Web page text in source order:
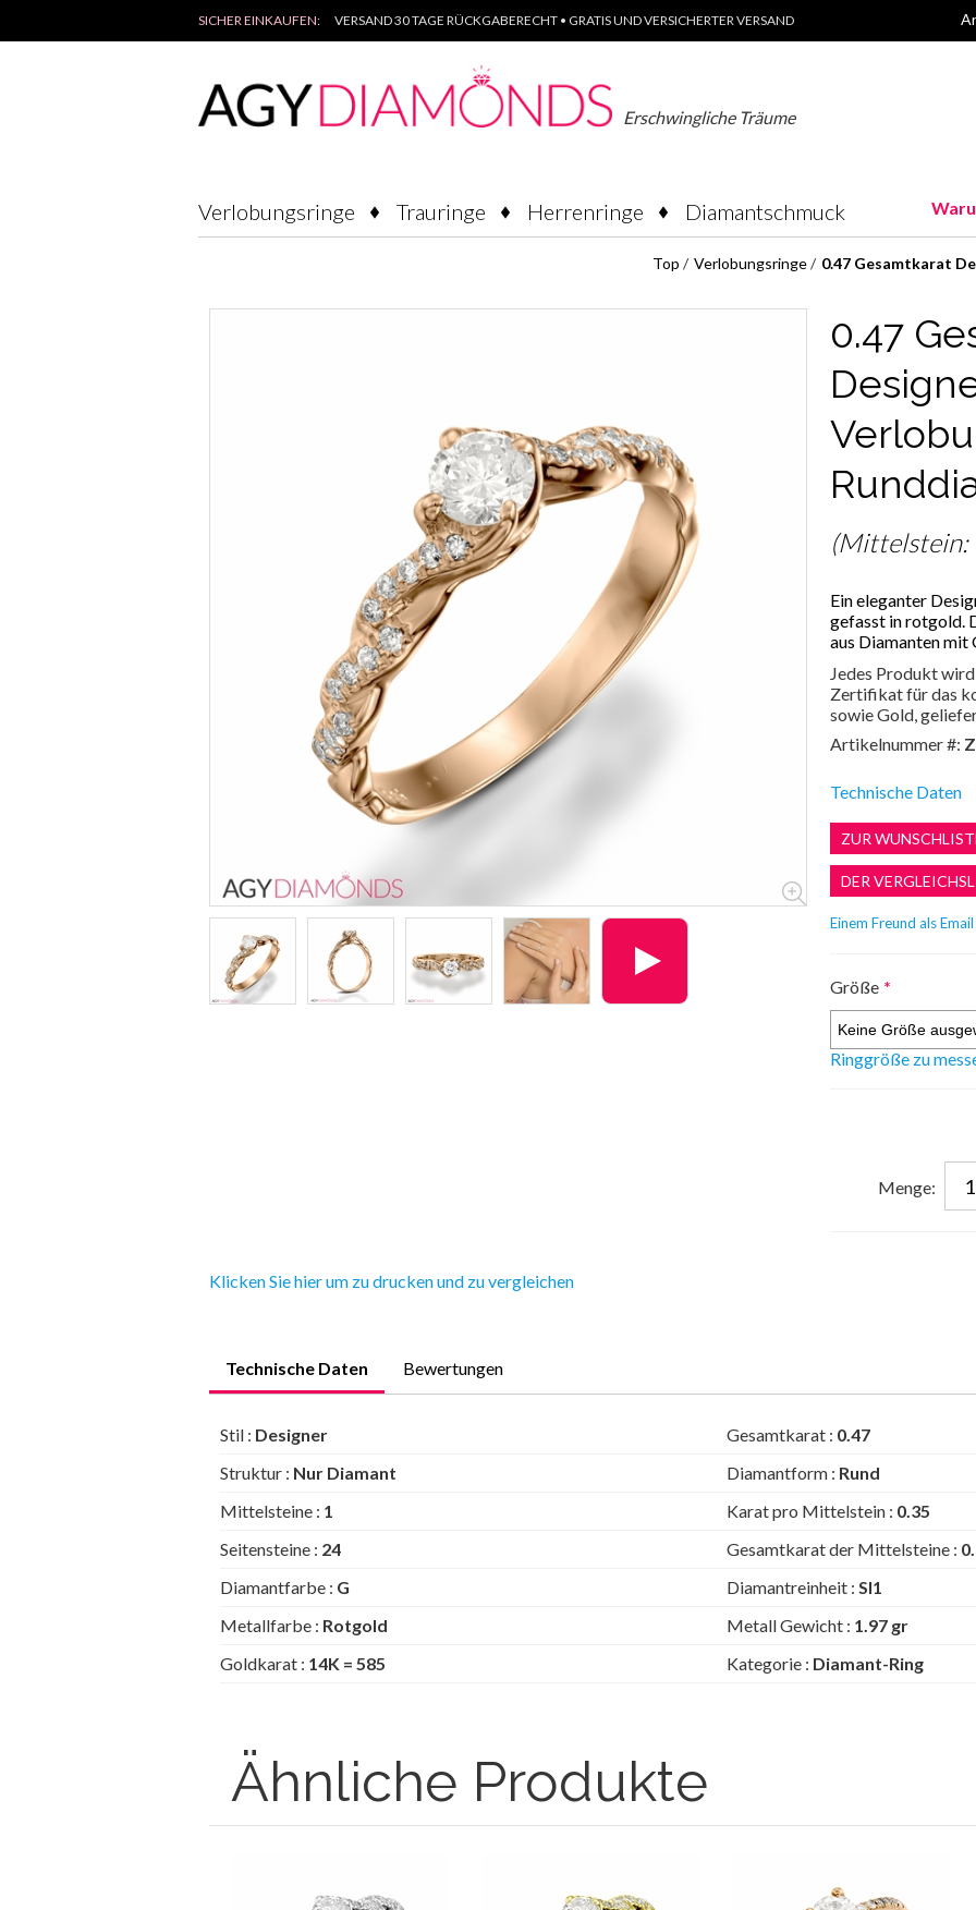
SICHER EINKAUFEN: VERSAND 30 TAGE RÜCKGABERECHT • GRATIS UND VERSICHERTER VERSAND
Erschwingliche Träume
Verlobungsringe Trauringe Herrenringe Diamantschmuck
Top / Verlobungsringe/ 0.47 Gesamtkarat
0.47
(Mittelstein:
Ein eleganter
gefasst in rotgold.
aus Diamanten
Jedes Produkt
Zertifikat für das
sowie Gold,
Artikelnummer #:
Technische Daten
Größe *
Ringgröße zu
Menge:
Klicken Sie hier um zu drucken und zu vergleichen
Technische Daten Bewertungen
Stil : Designer Gesamtkarat : 0.47
Struktur : Nur Diamant Diamantform : Rund
Mittelsteine : 1 Karat pro Mittelstein : 0.35
Seitensteine : 24 Gesamtkarat der Mittelsteine :
Diamantfarbe : G Diamantreinheit : SI1
Metallfarbe : Rotgold Metall Gewicht : 1.97 gr
Goldkarat : 14K = 585 Kategorie : Diamant-Ring
Ähnliche Produkte